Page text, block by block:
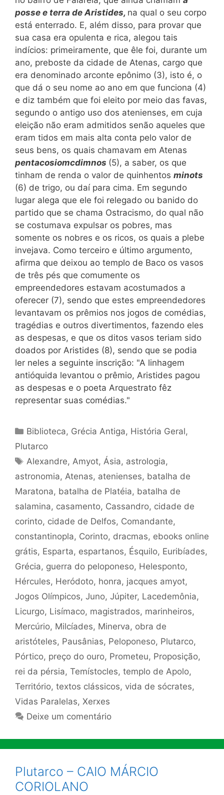
posse e terra de Aristides, na qual o seu corpo
está enterrado. E, além disso, para provar que
sua casa era opulenta e rica, alegou tais
indícios: primeiramente, que êle foi, durante um
ano, preboste da cidade de Atenas, cargo que
era denominado arconte epônimo (3), isto é, o
que dá o seu nome ao ano em que funciona (4)
e diz também que foi eleito por meio das favas,
segundo o antigo uso dos atenienses, em cuja
eleição não eram admitidos senão aqueles que
eram tidos em mais alta conta pelo valor de
seus bens, os quais chamavam em Atenas
pentacosiomcdimnos (5), a saber, os que
tinham de renda o valor de quinhentos minots
(6) de trigo, ou daí para cima. Em segundo
lugar alega que ele foi relegado ou banido do
partido que se chama Ostracismo, do qual não
se costumava expulsar os pobres, mas
somente os nobres e os ricos, os quais a plebe
invejava. Como terceiro e último argumento,
afirma que deixou ao templo de Baco os vasos
de três pés que comumente os
empreendedores estavam acostumados a
oferecer (7), sendo que estes empreendedores
levantavam os prêmios nos jogos de comédias,
tragédias e outros divertimentos, fazendo eles
as despesas, e que os ditos vasos teriam sido
doados por Aristides (8), sendo que se podia
ler neles a seguinte inscrição: "A linhagem
antióquida levantou o prêmio, Aristides pagou
as despesas e o poeta Arquestrato fêz
representar suas comédias."
Categorias
Biblioteca, Grécia Antiga, História Geral,
Plutarco
Tags
Alexandre,Amyot,Ásia, astrologia,
astronomia, Atenas, atenienses, batalha de
Maratona, batalha de Platéia, batalha de
salamina, casamento, Cassandro, cidade de
corinto, cidade de Delfos, Comandante,
constantinopla, Corinto, dracmas, ebooks online
grátis, Esparta, espartanos, Ésquilo, Euribíades,
Grécia, guerra do peloponeso, Helesponto,
Hércules, Heródoto, honra, jacques amyot,
Jogos Olímpicos, Juno, Júpiter, Lacedemônia,
Licurgo, Lisímaco, magistrados, marinheiros,
Mercúrio, Milcíades, Minerva, obra de
aristóteles, Pausânias, Peloponeso, Plutarco,
Pórtico, preço do ouro, Prometeu, Proposição,
rei da pérsia, Temístocles, templo de Apolo,
Território, textos clássicos, vida de sócrates,
Vidas Paralelas, Xerxes
Deixe um comentário
Plutarco – CAIO MÁRCIO
CORIOLANO